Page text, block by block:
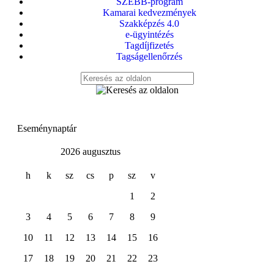
Kamarai kedvezmények
Szakképzés 4.0
e-ügyintézés
Tagdíjfizetés
Tagságellenőrzés
Eseménynaptár
2026 augusztus
h k sz cs p sz
v
1
2
3
4 5 6 7 8
9
10
11 12 13 14 15
16
17
18 19 20 21 22
23